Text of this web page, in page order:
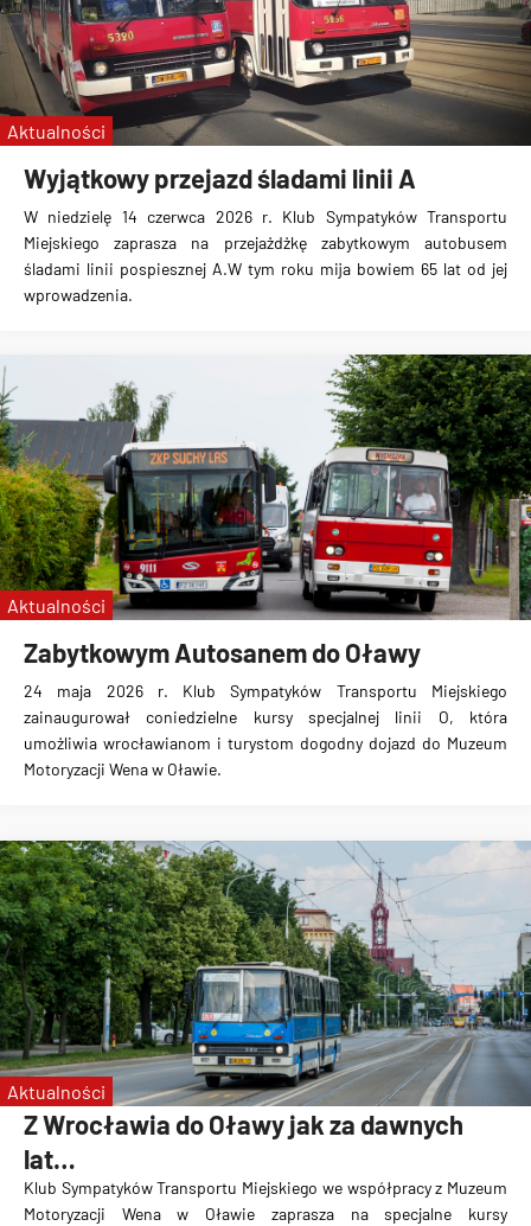
Wyjątkowy przejazd śladami linii A
W niedzielę 14 czerwca 2026 r. Klub Sympatyków Transportu
Miejskiego zaprasza na przejażdżkę zabytkowym autobusem
śladami linii pospiesznej A.W tym roku mija bowiem 65 lat od jej
wprowadzenia.
Aktualności
Zabytkowym Autosanem do Oławy
24 maja 2026 r. Klub Sympatyków Transportu Miejskiego
zainaugurował coniedzielne kursy specjalnej linii O, która
umożliwia wrocławianom i turystom dogodny dojazd do Muzeum
Motoryzacji Wena w Oławie.
Aktualności
Z Wrocławia do Oławy jak za dawnych
lat…
Klub Sympatyków Transportu Miejskiego we współpracy z Muzeum
Motoryzacji Wena w Oławie zaprasza na specjalne kursy
Aktualności